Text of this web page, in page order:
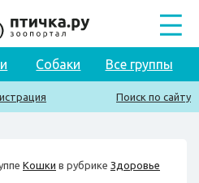
Собаки Все группы
Поиск по сайту
Кошки в рубрике Здоровье